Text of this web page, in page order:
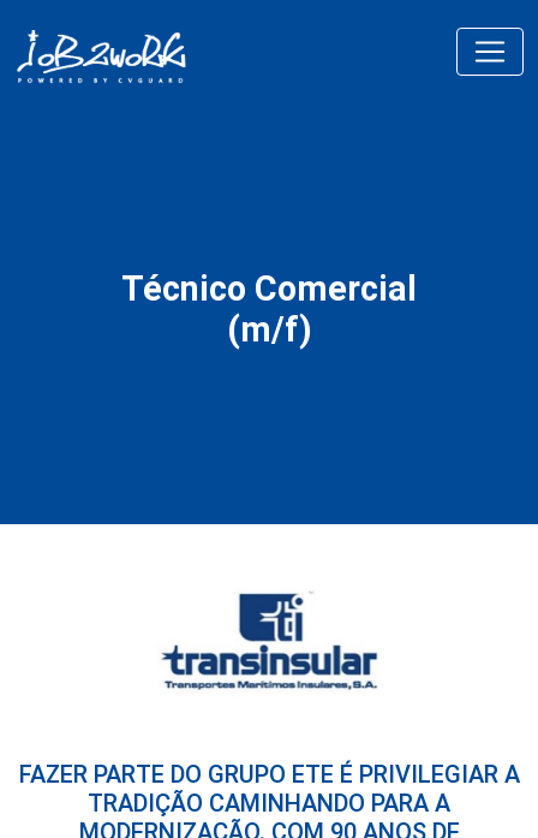
Técnico Comercial
(m/f)
FAZER PARTE DO GRUPO ETE É PRIVILEGIAR A
TRADIÇÃO CAMINHANDO PARA A
MODERNIZAÇÃO. COM 90 ANOS DE